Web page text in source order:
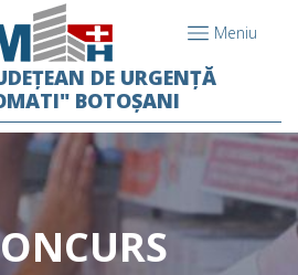
Meniu
DE URGENȚĂ
BOTOȘANI